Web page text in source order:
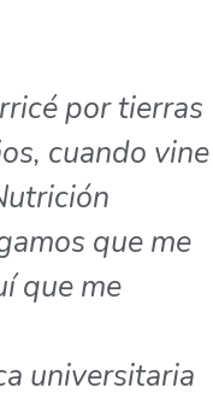
por tierras
cuando vine
que me
que me
universitaria